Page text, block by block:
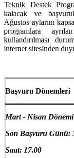
Teknik Destek
kalacak ve
Ağustos aylarını
programlara
kullandırılması
internet sitesinden
Başvuru Dönemleri
Mart - Nisan Dönemi
Son Başvuru Günü:
Saat: 17.00